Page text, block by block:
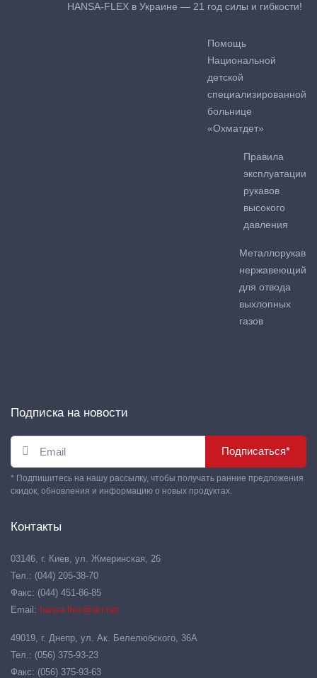
HANSA-FLEX в Украине — 21 год силы и гибкости!
Помощь
Национальной
детской
специализированной
больнице
«Охматдет»
Правила
эксплуатации
рукавов
высокого
давления
Металлорукав
нержавеющий
для отвода
выхлопных
газов
Подписка на новости
Подписаться*
* Подпишитесь на нашу рассылку, чтобы получать ранние предложения
скидок, обновления и информацию о новых продуктах.
Контакты
03146, г. Киев, ул. Жмеринская, 26
Тел.: (044) 205-38-70
Факс: (044) 451-86-85
Email: hansa-flex@ukr.net
49019, г. Днепр, ул. Ак. Белелюбского, 36А
Тел.: (056) 375-93-23
Факс: (056) 375-93-63